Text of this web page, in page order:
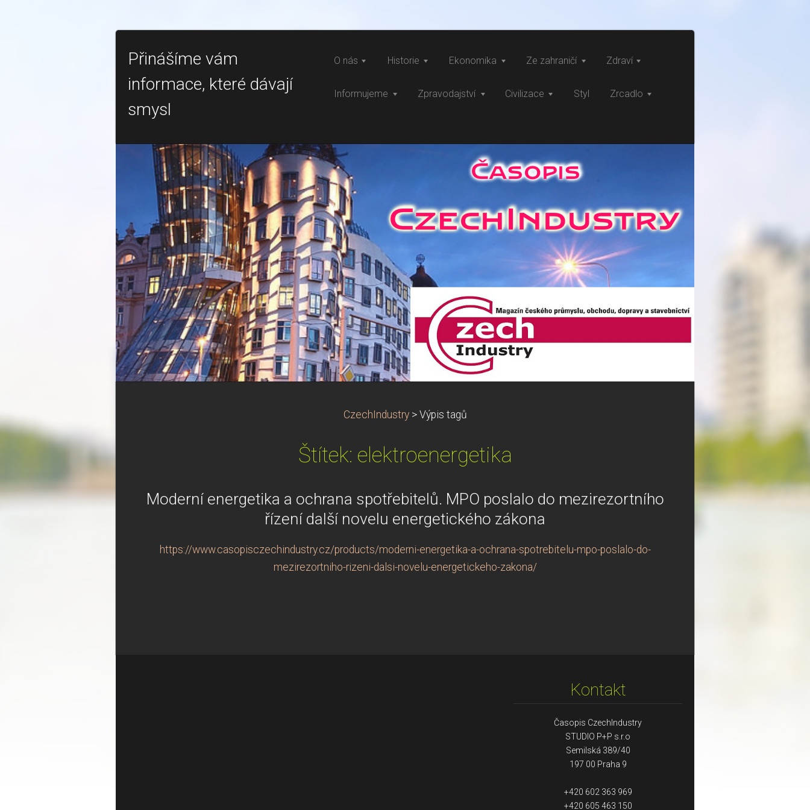
Přinášíme vám
informace, které dávají
smysl
O nás Historie Ekonomika Ze zahraničí Zdraví
Informujeme Zpravodajství Civilizace Styl Zrcadlo
CzechIndustry > Výpis tagů
Štítek: elektroenergetika
Moderní energetika a ochrana spotřebitelů. MPO poslalo do mezirezortního
řízení další novelu energetického zákona
https://www.casopisczechindustry.cz/products/moderni-energetika-a-ochrana-spotrebitelu-mpo-poslalo-do-
mezirezortniho-rizeni-dalsi-novelu-energetickeho-zakona/
Kontakt
Časopis CzechIndustry
STUDIO P+P s.r.o
Semilská 389/40
197 00 Praha 9
+420 602 363 969
+420 605 463 150